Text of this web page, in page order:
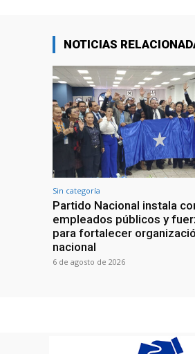
NOTICIAS
Sin categoría
Partido Nacional instala
empleados públicos y
para fortalecer
nacional
6 de agosto de 2026